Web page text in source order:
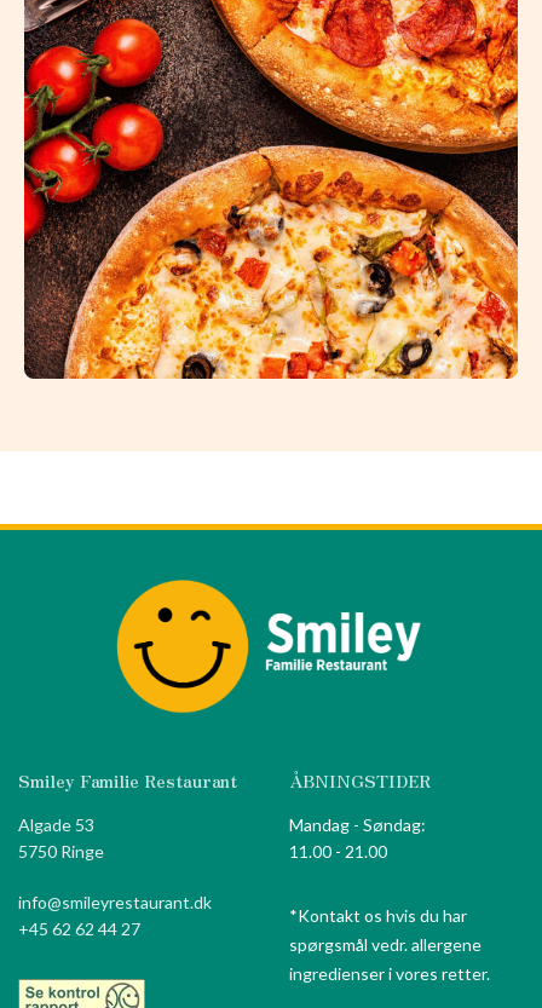
Smiley Familie Restaurant
Algade 53
5750 Ringe
info@smileyrestaurant.dk
+45 62 62 44 27
ÅBNINGSTIDER
Mandag - Søndag:
11.00 - 21.00
*Kontakt os hvis du har
spørgsmål vedr. allergene
ingredienser i vores retter.